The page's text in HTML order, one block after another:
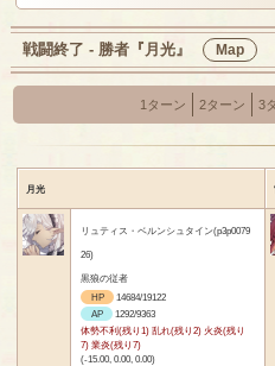
戦闘終了 - 勝者『月光』 Map
1ターン 2ターン 3
月光
リュティス・ベルンシュタイン(p3p0079
26)
黒狼の従者
HP
14684/19122
AP
1292/9363
体勢不利(残り1) 乱れ(残り2) 火炎(残り
7) 業炎(残り7)
(-15.00, 0.00, 0.00)